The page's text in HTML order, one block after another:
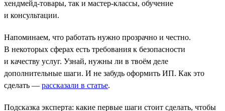
хендмейд-товары, так и мастер-классы, обучение
и консультации.
Напоминаем, что работать нужно прозрачно и честно.
В некоторых сферах есть требования к безопасности
и качеству услуг. Узнай, нужны ли в твоём деле
дополнительные шаги. И не забудь оформить ИП. Как это
сделать — рассказали в статье.
Подсказка эксперта: какие первые шаги стоит сделать, чтобы